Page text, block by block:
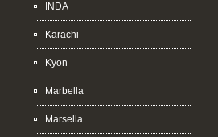
INDA
Karachi
Kyon
Marbella
Marsella